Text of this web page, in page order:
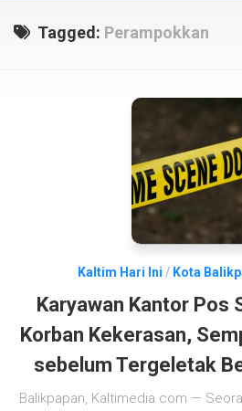
Tagged: Perampokkan
Kaltim Hari Ini / Kota
Karyawan Kantor Pos
Korban Kekerasan,
sebelum Tergeletak
Balikpapan, Kaltimedia.com —